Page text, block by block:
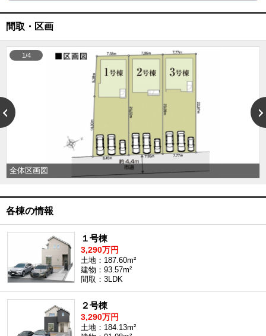
間取・区画
全体区画図
1/4
各棟の情報
１号棟
3,290万円
土地：187.60m²
建物：93.57m²
間取：3LDK
２号棟
3,290万円
土地：184.13m²
千葉市エリア
千葉市エリアの新築一戸建
千葉市エリアの中古一戸建
千葉市エリアのマンション
千葉市エリアの土地
外房エリアの中古一戸建
外房エリアのマンション
内房エリアの新築一戸建
内房エリアの中古一戸建
内房エリアの土地
東京全域エリア
東京全域エリアの新築一戸建
東京全域エリアの中古一戸建
東京全域エリアのマンション
東京全域エリアの土地
神奈川全域エリア
神奈川全域エリアの新築一戸建
神奈川全域エリアの中古一戸建
神奈川全域エリアのマンション
神奈川全域エリアの土地